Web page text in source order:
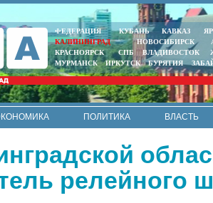
ФЕДЕРАЦИЯ КУБАНЬ КАВКАЗ
КАЛИНИНГРАД
НОВОСИБИРСК
КРАСНОЯРСК
СПБ ВЛАДИВОСТОК
МУРМАНСК
ИРКУТСК БУРЯТИЯ
ПОЛИТИКА
ВЛАСТЬ
релейного